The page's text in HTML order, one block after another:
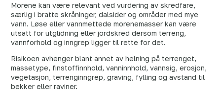
Morene kan være relevant ved vurdering av skredfare,
særlig i bratte skråninger, dalsider og områder med mye
vann. Løse eller vannmettede morenemasser kan være
utsatt for utglidning eller jordskred dersom terreng,
vannforhold og inngrep ligger til rette for det.
Risikoen avhenger blant annet av helning på terrenget,
massetype, finstoffinnhold, vanninnhold, vannsig, erosjon,
vegetasjon, terrenginngrep, graving, fylling og avstand til
bekker eller raviner.